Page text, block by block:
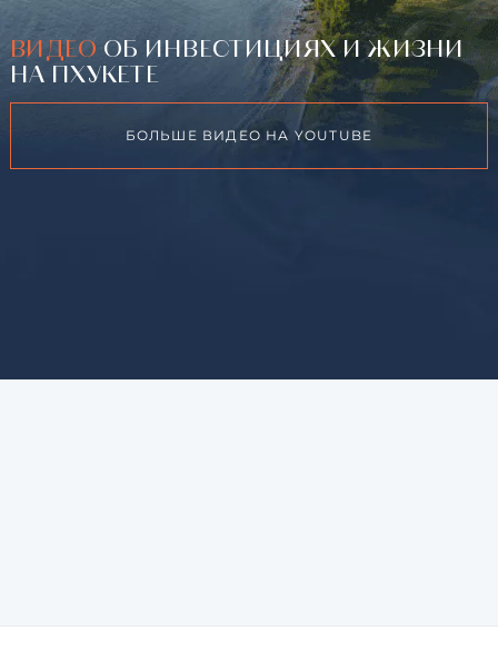
ВИДЕО ОБ ИНВЕСТИЦИЯХ И ЖИЗНИ
НА ПХУКЕТЕ
БОЛЬШЕ ВИДЕО НА YOUTUBE